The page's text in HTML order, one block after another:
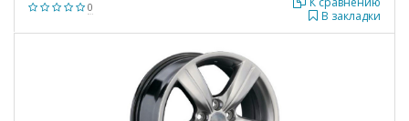
0
В закладки